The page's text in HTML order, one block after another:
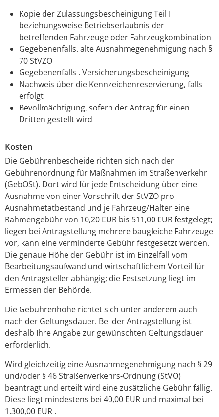
Kopie der Zulassungsbescheinigung Teil I
beziehungsweise Betriebserlaubnis der
betreffenden Fahrzeuge oder Fahrzeugkombination
Gegebenenfalls. alte Ausnahmegenehmigung nach §
70 StVZO
Gegebenenfalls . Versicherungsbescheinigung
Nachweis über die Kennzeichenreservierung, falls
erfolgt
Bevollmächtigung, sofern der Antrag für einen
Dritten gestellt wird
Kosten
Die Gebührenbescheide richten sich nach der
Gebührenordnung für Maßnahmen im Straßenverkehr
(GebOSt). Dort wird für jede Entscheidung über eine
Ausnahme von einer Vorschrift der StVZO pro
Ausnahmetatbestand und je Fahrzeug/Halter eine
Rahmengebühr von 10,20 EUR bis 511,00 EUR festgelegt;
liegen bei Antragstellung mehrere baugleiche Fahrzeuge
vor, kann eine verminderte Gebühr festgesetzt werden.
Die genaue Höhe der Gebühr ist im Einzelfall vom
Bearbeitungsaufwand und wirtschaftlichem Vorteil für
den Antragsteller abhängig; die Festsetzung liegt im
Ermessen der Behörde.
Die Gebührenhöhe richtet sich unter anderem auch
nach der Geltungsdauer. Bei der Antragstellung ist
deshalb Ihre Angabe zur gewünschten Geltungsdauer
erforderlich.
Wird gleichzeitig eine Ausnahmegenehmigung nach § 29
und/oder § 46 Straßenverkehrs-Ordnung (StVO)
beantragt und erteilt wird eine zusätzliche Gebühr fällig.
Diese liegt mindestens bei 40,00 EUR und maximal bei
1.300,00 EUR .